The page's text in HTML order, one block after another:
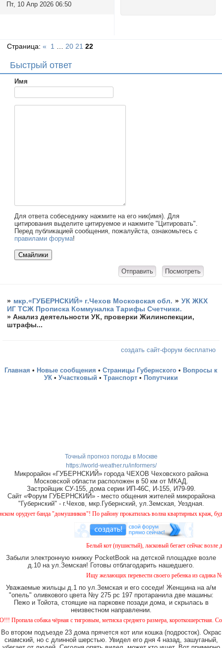
Пт, 10 Апр 2026 06:50
Страница:« 1 20 21 22
Быстрый ответ
Имя
Для ответа собеседнику нажмите на его ник(имя). Для
цитирования выделите цитируемое и нажмите "Цитировать".
Перед публикацией сообщения, пожалуйста, ознакомьтесь с
правилами форума!
» мкр.«ГУБЕРНСКИЙ» г.Чехов Московская обл. » УК ЖКХ
ИГ ТСЖ Прописка Коммуналка Тарифы Счетчики.
»Анализ деятельности УК, проверки Жилинспекции,
штрафы...
создать сайт-форум бесплатно
Главная • Новые сообщения • Страницы Губернского • Вопросы к
УК • Участковый • Транспорт • Попутчики
Точный прогноз погоды в Москве
https://world-weather.ru/informers/
Микрорайон «ГУБЕРНСКИЙ» города ЧЕХОВ Чеховского района
Московской области расположен в 50 км от МКАД.
Застройщик СУ-155, дома серии ИП-46С, И-155, И79-99.
Сайт «Форум ГУБЕРНСКИЙ» - место общения жителей микрорайона
"Губернский" - г.Чехов, мкр.Губернский, ул.Земская, Уездная.
банда "домушников"! По району прокатилась волна квартирных краж, будьте
Белый кот (пушистый), ласковый бегает сейчас возле
Забыли электронную книжку PocketBook на детской площадке возле
д.10 на ул.Земская! Готовы отблагодарить нашедшего.
Ищу желающих перевести своего ребенка из садика
Уважаемые жильцы д.1 по ул.Земская и его соседи! Женщина на а/м
"опель" оливкового цвета №у 275 рс 197 протаранила две машины:
Пежо и Тойота, стоящие на парковке позади дома, и скрылась в
неизвестном направлении.
собака чёрная с тигровым, метиска среднего размера, короткошерстная. Собака
Во втором подъезде 23 дома прячется кот или кошка (подросток). Окрас
сиамский, но с длинной шерстью. Увидел его дня 4 назад, зашуганый,